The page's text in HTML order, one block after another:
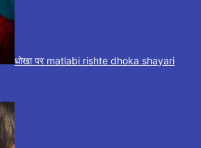
धोखा पर matlabi rishte dhoka shayari